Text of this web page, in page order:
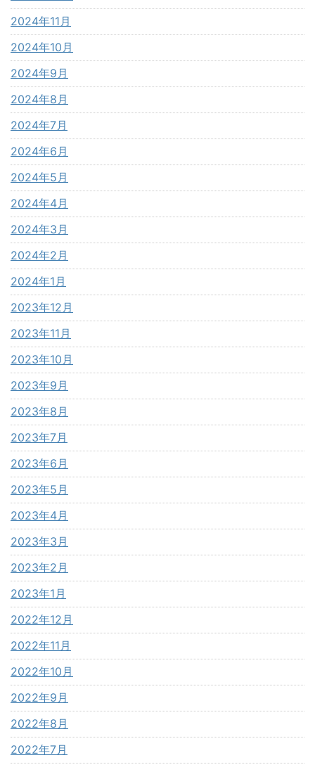
2024年11月
2024年10月
2024年9月
2024年8月
2024年7月
2024年6月
2024年5月
2024年4月
2024年3月
2024年2月
2024年1月
2023年12月
2023年11月
2023年10月
2023年9月
2023年8月
2023年7月
2023年6月
2023年5月
2023年4月
2023年3月
2023年2月
2023年1月
2022年12月
2022年11月
2022年10月
2022年9月
2022年8月
2022年7月